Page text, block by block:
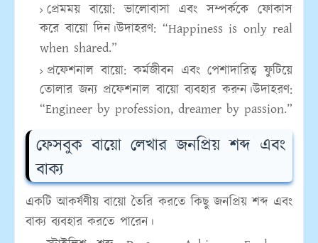
প্রেমময় বায়ো: ভালোবাসা এবং সম্পর্ককে ফোকাস
করে বায়ো দিন।উদাহরণ: “Happiness is only real
when shared.”
প্রফেশনাল বায়ো: কর্মজীবন এবং পেশাদারিত্ব ফুটিয়ে
তোলার জন্য প্রফেশনাল বায়ো ব্যবহার করুন।উদাহরণ:
“Engineer by profession, dreamer by passion.”
ফেসবুক বায়ো লেখার জনপ্রিয় শব্দ এবং
বাক্য
একটি আকর্ষণীয় বায়ো তৈরি করতে কিছু জনপ্রিয় শব্দ এবং
বাক্য ব্যবহার করতে পারেন।